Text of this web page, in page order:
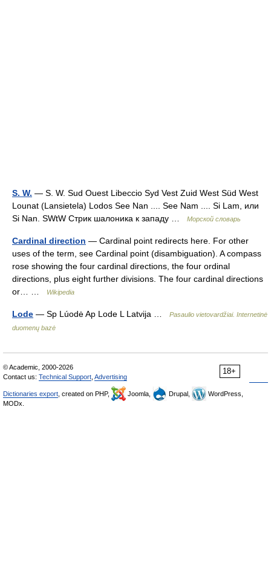
S. W. — S. W. Sud Ouest Libeccio Syd Vest Zuid West Süd West
Lounat (Lansietela) Lodos See Nan .... See Nam .... Si Lam, или
Si Nan. SWtW Стрик шалоника к западу …
Морской словарь
Cardinal direction — Cardinal point redirects here. For other
uses of the term, see Cardinal point (disambiguation). A compass
rose showing the four cardinal directions, the four ordinal
directions, plus eight further divisions. The four cardinal directions
or… …
Wikipedia
Lode — Sp Lúodė Ap Lode L Latvija …
Pasaulio vietovardžiai. Internetinė
duomenų bazė
18+
© Academic, 2000-2026
Contact us: Technical Support Advertising
Dictionaries export , created on PHP, Joomla, Drupal,
WordPress,
MODx.